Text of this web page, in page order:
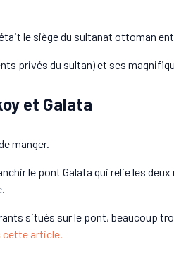
le siège du sultanat ottoman entre
privés du sultan) et ses
et Galata
manger.
le pont Galata qui relie les
situés sur le pont, beaucoup
article.